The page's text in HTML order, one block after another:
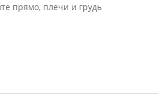
прямо, плечи и грудь